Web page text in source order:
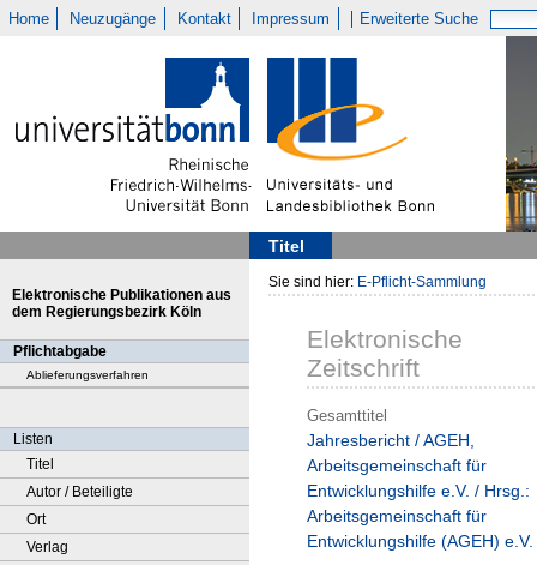
Home Neuzugänge Kontakt Impressum Erweiterte Suche
Titel
Elektronische Publikationen aus
dem Regierungsbezirk Köln
Pflichtabgabe
Ablieferungsverfahren
Listen
Titel
Autor / Beteiligte
Ort
Verlag
Sie sind hier: E-Pflicht-Sammlung
Elektronische
Zeitschrift
Gesamttitel
Jahresbericht / AGEH,
Arbeitsgemeinschaft für
Entwicklungshilfe e.V. / Hrsg.:
Arbeitsgemeinschaft für
Entwicklungshilfe (AGEH) e.V.